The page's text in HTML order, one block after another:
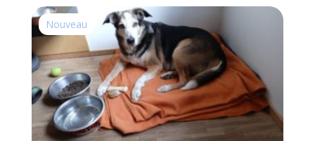
Nouveau